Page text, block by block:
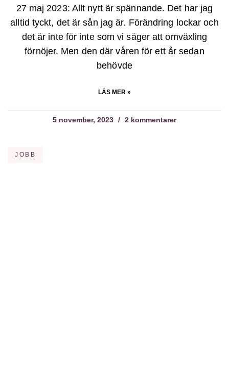
27 maj 2023: Allt nytt är spännande. Det har jag
alltid tyckt, det är sån jag är. Förändring lockar och
det är inte för inte som vi säger att omväxling
förnöjer. Men den där våren för ett år sedan
behövde
LÄS MER »
5 november, 2023 2 kommentarer
JOBB